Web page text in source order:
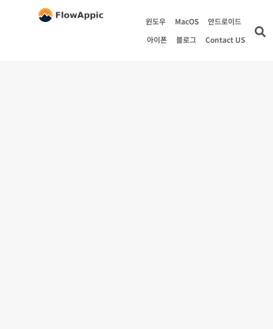
윈도우 MacOS
안드로이드
아이폰
블로그 Contact US